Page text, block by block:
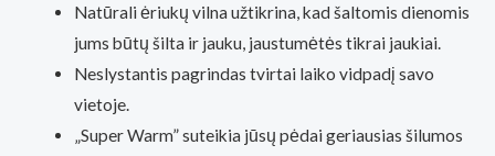
Natūrali ėriukų vilna užtikrina, kad šaltomis dienomis
jums būtų šilta ir jauku, jaustumėtės tikrai jaukiai.
Neslystantis pagrindas tvirtai laiko vidpadį savo
vietoje.
„Super Warm” suteikia jūsų pėdai geriausias šilumos